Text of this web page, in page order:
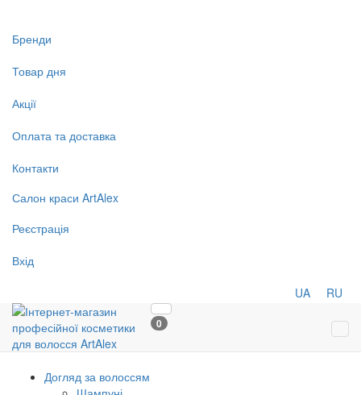
Бренди
Товар дня
Акції
Оплата та доставка
Контакти
Салон краси ArtAlex
Реєстрація
Вхід
UA RU
0
Догляд за волоссям